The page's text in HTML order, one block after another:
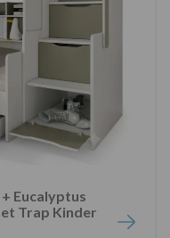
Eucalyptus
Trap Kinder